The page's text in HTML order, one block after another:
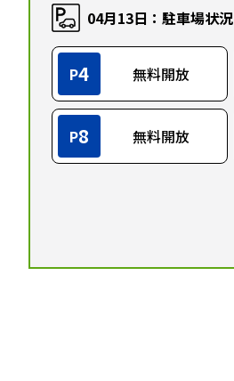
04月13日：駐車場状況
P4 無料開放
P8 無料開放